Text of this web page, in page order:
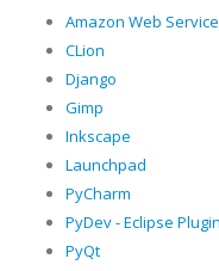
Amazon Web
CLion
Django
Gimp
Inkscape
Launchpad
PyCharm
PyDev - Eclipse Plugin
PyQt